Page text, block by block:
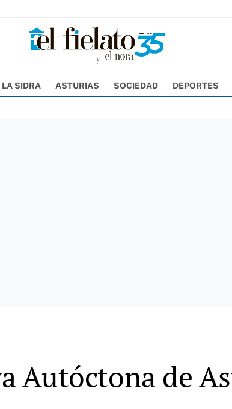
SIDRA ASTURIAS SOCIEDAD DEPORTES
Autóctona de